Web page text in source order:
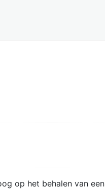
op het behalen van een